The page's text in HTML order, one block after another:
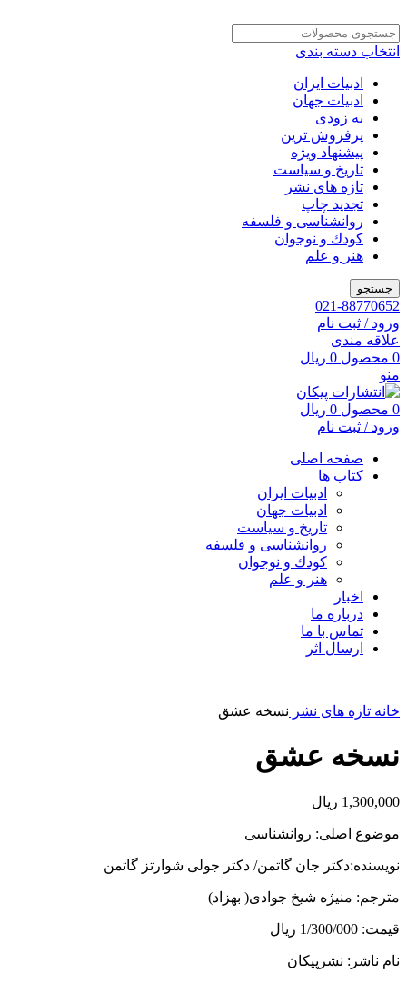
انتخاب دسته بندی
ادبیات ایران
ادبیات جهان
به زودی
پرفروش ترین
پیشنهاد ویژه
تاریخ و سیاست
تازه های نشر
تجدید چاپ
روانشناسی و فلسفه
کودك و نوجوان
هنر و علم
جستجو
021-88770652
ورود / ثبت نام
علاقه مندی
0 محصول 0 ریال
منو
0 محصول 0 ریال
ورود / ثبت نام
صفحه اصلی
کتاب ها
ادبیات ایران
ادبیات جهان
تاریخ و سیاست
روانشناسی و فلسفه
کودك و نوجوان
هنر و علم
اخبار
درباره ما
تماس با ما
ارسال اثر
خانه تازه های نشر نسخه عشق
نسخه عشق
1,300,000 ریال
موضوع اصلی: روانشناسی
نویسنده:دکتر جان گاتمن/ دکتر جولی شوارتز گاتمن
مترجم: منیژه شیخ جوادی( بهزاد)
قیمت: 1/300/000 ریال
نام ناشر: نشرپیکان